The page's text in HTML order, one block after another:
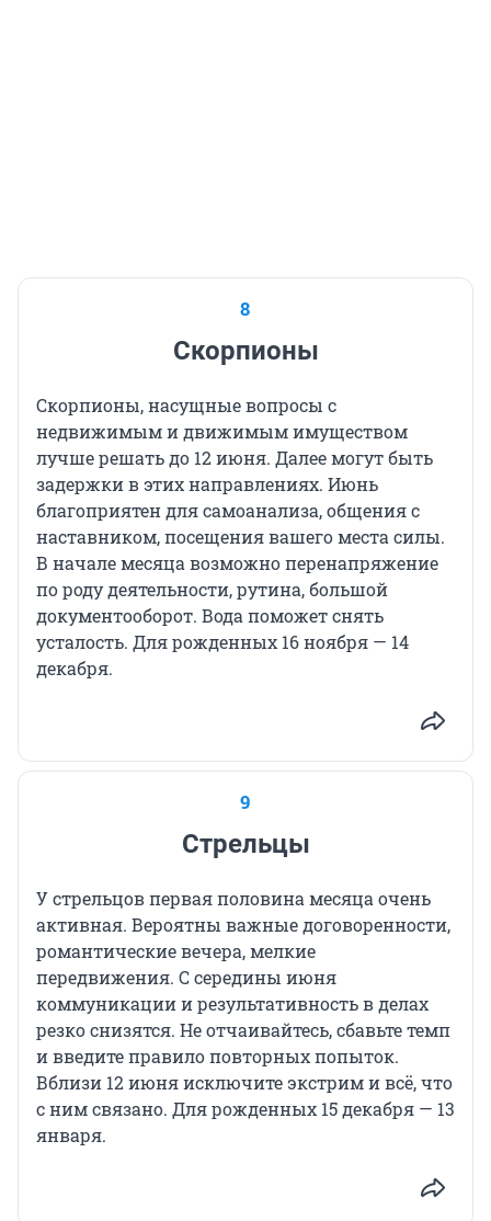
8
Скорпионы
Скорпионы, насущные вопросы с
недвижимым и движимым имуществом
лучше решать до 12 июня. Далее могут быть
задержки в этих направлениях. Июнь
благоприятен для самоанализа, общения с
наставником, посещения вашего места силы.
В начале месяца возможно перенапряжение
по роду деятельности, рутина, большой
документооборот. Вода поможет снять
усталость. Для рожденных 16 ноября — 14
декабря.
9
Стрельцы
У стрельцов первая половина месяца очень
активная. Вероятны важные договоренности,
романтические вечера, мелкие
передвижения. С середины июня
коммуникации и результативность в делах
резко снизятся. Не отчаивайтесь, сбавьте темп
и введите правило повторных попыток.
Вблизи 12 июня исключите экстрим и всё, что
с ним связано. Для рожденных 15 декабря — 13
января.